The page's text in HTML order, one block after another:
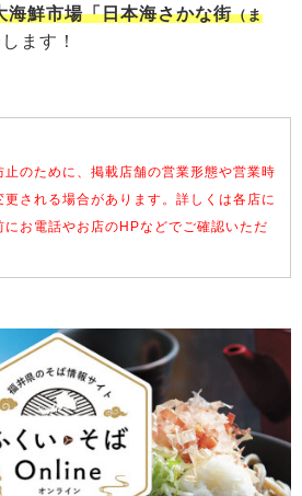
海鮮市場「日本海さかな街（ま
ます！
のために、掲載店舗の営業形態や営業時
される場合があります。詳しくは各店に
お電話やお店のHPなどでご確認いただ